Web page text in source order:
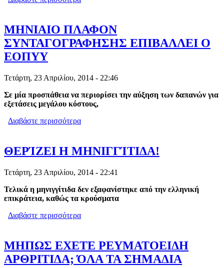
ΜΗΝΙΑΙΟ ΠΛΑΦΟΝ
ΣΥΝΤΑΓΟΓΡΑΦΗΣΗΣ ΕΠΙΒΑΛΛΕΙ Ο
ΕΟΠΥΥ
Τετάρτη, 23 Απριλίου, 2014 - 22:46
Σε μία προσπάθεια να περιορίσει την αύξηση των δαπανών για
εξετάσεις μεγάλου κόστους,
Διαβάστε περισσότερα
ΘΕΡΊΖΕΙ Η ΜΗΝΙΓΓΊΤΙΔΑ!
Τετάρτη, 23 Απριλίου, 2014 - 22:41
Τελικά η μηνιγγίτιδα δεν εξαφανίστηκε από την ελληνική
επικράτεια, καθώς τα κρούσματα
Διαβάστε περισσότερα
ΜΗΠΩΣ ΕΧΕΤΕ ΡΕΥΜΑΤΟΕΙΔΗ
ΑΡΘΡΙΤΙΔΑ; ΌΛΑ ΤΑ ΣΗΜΑΔΙΑ